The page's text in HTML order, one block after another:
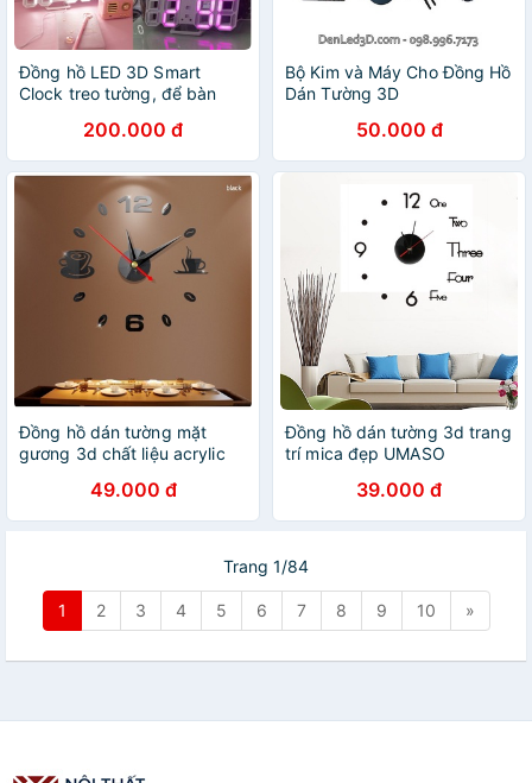
Đồng hồ LED 3D Smart
Clock treo tường, để bàn
200.000 đ
Bộ Kim và Máy Cho Đồng Hồ
Dán Tường 3D
50.000 đ
Đồng hồ dán tường mặt
gương 3d chất liệu acrylic
49.000 đ
Đồng hồ dán tường 3d trang
trí mica đẹp UMASO
39.000 đ
Trang 1/84
1 2 3 4 5 6 7 8 9 10 »